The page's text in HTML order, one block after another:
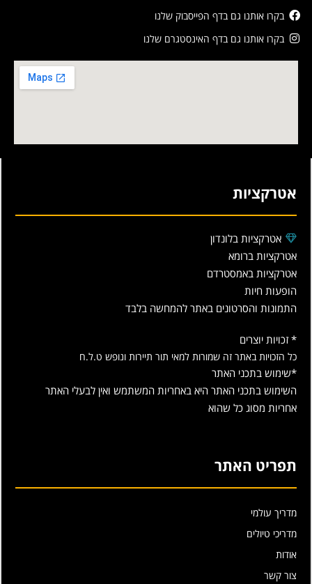
בקרו אותנו גם בדף הפייסבוק שלנו
בקרו אותנו גם בדף האינסטגרם שלנו
אטרקציות
אטרקציות בלונדון
אטרקציות ברומא
אטרקציות באמסטרדם
הופעות חיות
התמונות והסרטונים באתר להמחשה בלבד
* זכויות יוצרים
כל הזכויות באתר זה שמורות למאי תור תיירות ונופש ט.ל.ח
*שימוש בתכני האתר
השימוש בתכני האתר היא באחריות המשתמש ואין לבעלי האתר
אחריות מסוג כל שהוא
תפריט האתר
מדריך עולמי
מדריכי טיולים
אודות
צור קשר